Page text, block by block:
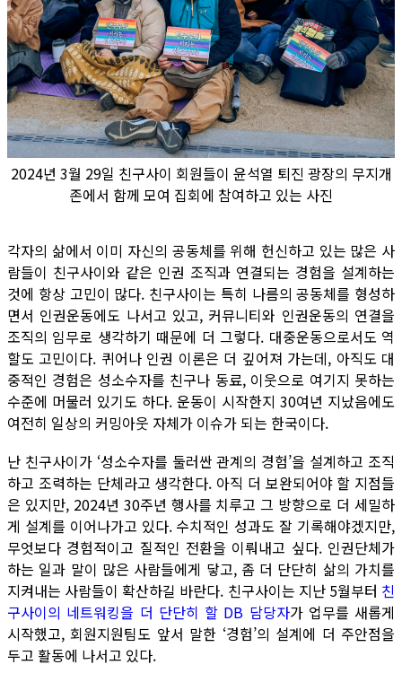
2024년 3월 29일 친구사이 회원들이 윤석열 퇴진 광장의 무지개
존에서 함께 모여 집회에 참여하고 있는 사진
각자의 삶에서 이미 자신의 공동체를 위해 헌신하고 있는 많은 사
람들이 친구사이와 같은 인권 조직과 연결되는 경험을 설계하는
것에 항상 고민이 많다. 친구사이는 특히 나름의 공동체를 형성하
면서 인권운동에도 나서고 있고, 커뮤니티와 인권운동의 연결을
조직의 임무로 생각하기 때문에 더 그렇다. 대중운동으로서도 역
할도 고민이다. 퀴어나 인권 이론은 더 깊어져 가는데, 아직도 대
중적인 경험은 성소수자를 친구나 동료, 이웃으로 여기지 못하는
수준에 머물러 있기도 하다. 운동이 시작한지 30여년 지났음에도
여전히 일상의 커밍아웃 자체가 이슈가 되는 한국이다.
난 친구사이가 ‘성소수자를 둘러싼 관계의 경험’을 설계하고 조직
하고 조력하는 단체라고 생각한다. 아직 더 보완되어야 할 지점들
은 있지만, 2024년 30주년 행사를 치루고 그 방향으로 더 세밀하
게 설계를 이어나가고 있다. 수치적인 성과도 잘 기록해야겠지만,
무엇보다 경험적이고 질적인 전환을 이뤄내고 싶다. 인권단체가
하는 일과 말이 많은 사람들에게 닿고, 좀 더 단단히 삶의 가치를
지켜내는 사람들이 확산하길 바란다. 친구사이는 지난 5월부터 친
구사이의 네트워킹을 더 단단히 할 DB 담당자가 업무를 새롭게
시작했고, 회원지원팀도 앞서 말한 ‘경험’의 설계에 더 주안점을
두고 활동에 나서고 있다.